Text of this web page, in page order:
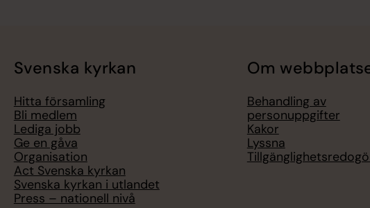
Svenska kyrkan
Hitta församling
Bli medlem
Lediga jobb
Ge en gåva
Organisation
Act Svenska kyrkan
Svenska kyrkan i utlandet
Press – nationell nivå
Om
Behandling av
personuppgifter
Kakor
Lyssna